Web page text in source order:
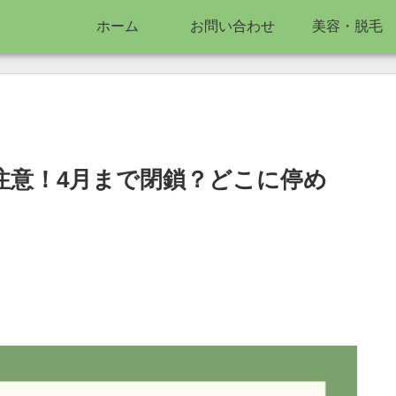
ホーム お問い合わせ 美容・脱毛
！4月まで閉鎖？どこに停め